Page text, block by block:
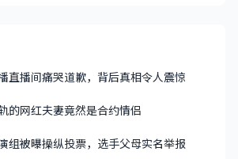
直播间痛哭道歉，背后真相令人震惊
的网红夫妻竟然是合约情侣
组被曝操纵投票，选手父母实名举报